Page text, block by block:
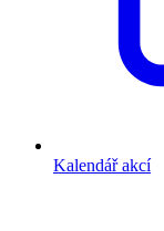
Kalendář akcí